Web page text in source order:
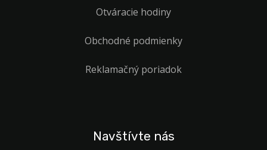
Otváracie hodiny
Obchodné podmienky
Reklamačný poriadok
Navštívte nás